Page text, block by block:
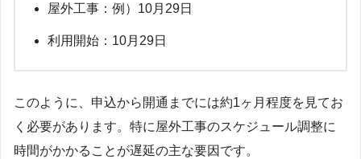
屋外工事：例）10月29日
利用開始：10月29日
このように、申込から開通までには約1ヶ月程度を見てお
く必要があります。特に屋外工事のスケジュール調整に
時間がかかることが遅延の主な要因です。